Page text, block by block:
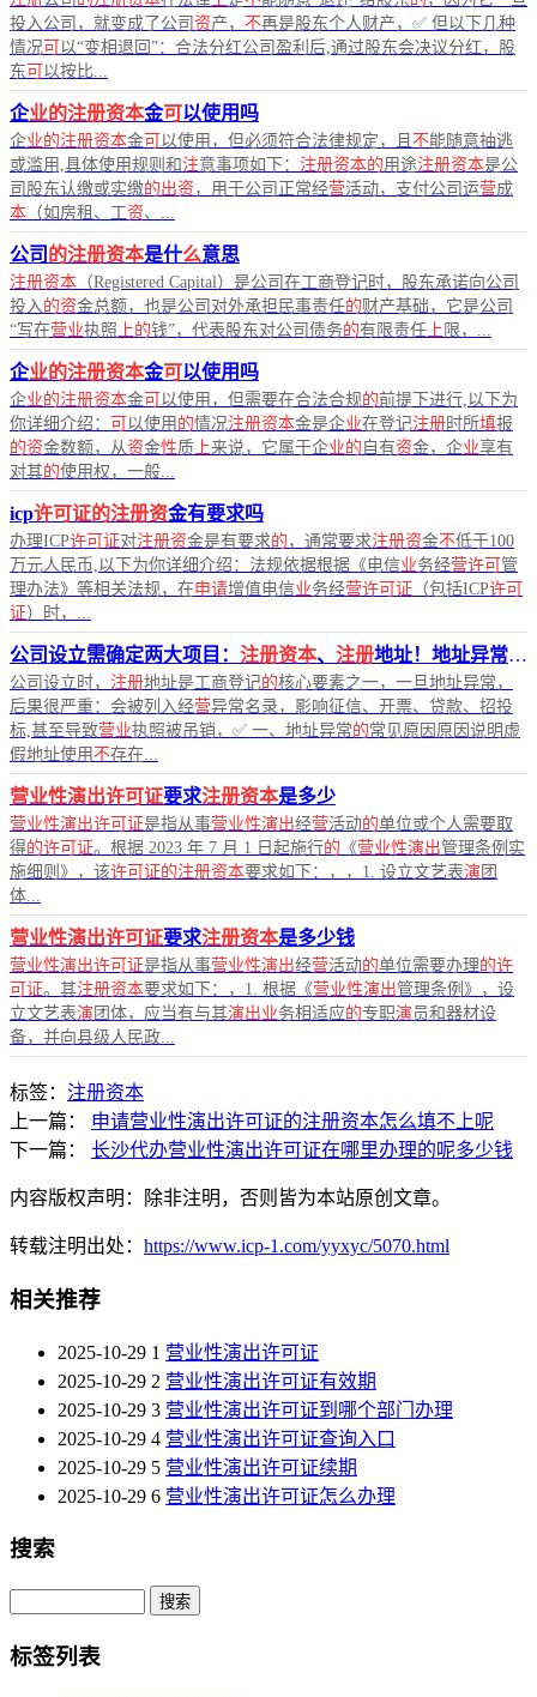
投入公司，就变成了公司 资产， 不再是股东个人财产，✅ 但以下几种
情况可 以“变相退回”：合法分红公司盈利后,通过股东会决议分红，股
东 可 以按比...
企业的注册资本金可以使用吗
企业的注册资本金可 以使用，但必须符合法律规定，且 不能随意抽逃
或滥用,具体使用规则和 注意事项如下： 注册资本的用途注册资本是公
司股东认缴或实缴的出资 ，用于公司正常经营活动，支付公司运营成
本 （如房租、工资、...
公司 的注册资本是什么意思
注册资本 （Registered Capital）是公司在工商登记时，股东承诺向公司
投入的资金总额，也是公司对外承担民事责任的财产基础，它是公司
“写在营业执照 上的钱”，代表股东对公司债务的有限责任 上 限，...
企业的注册资本金可以使用吗
企业的注册资本金可 以使用，但需要在合法合规的前提下进行,以下为
你详细介绍：
可 以使用 的情况注册资本金是企业在登记注册时所填报
的资金数额，从资金性质 上来说，它属于企业的 自有资金，企业享有
对其的使用权，一般...
icp许可证的注册资金有要求吗
办理ICP许可证对注册资金是有要求的 ，通常要求注册资金不低于100
万元人民币,以下为你详细介绍：法规依据根据《电信业务经营许可 管
理办法》等相关法规，在申请增值电信业务经营许可证 （包括ICP许可
证）时，...
公司设立需确定两大项目： 注册资本、 注册地址！地址异常怎
公司设立时， 注册地址是工商登记的核心要素之一，一旦地址异常，
后果很严重：会被列入经营异常名录，影响征信、开票、贷款、招投
标,甚至导致营业执照被吊销，✅ 一、地址异常的常见原因原因说明虚
假地址使用不存在...
营业性演出许可证要求注册资本是多少
营业性演出许可证是指从事营业性演出经营活动的单位或个人需要取
得的许可证。根据 2023 年 7 月 1 日起施行的 《营业性演出管理条例实
施细则》，该许可证的注册资本要求如下：，，1. 设立文艺表演 团
体...
营业性演出许可证要求注册资本是多少钱
营业性演出许可证是指从事营业性演出经营活动的单位需要办理的许
可证。其注册资本要求如下：，1. 根据《营业性演出管理条例》，设
立文艺表演 团体，应当有与其演出业务相适应的专职演 员和器材设
备，并向县级人民政...
标签： 注册资本
上一篇：
申请营业性演出许可证的注册资本怎么填不上呢
下一篇：
长沙代办营业性演出许可证在哪里办理的呢多少钱
内容版权声明：除非注明，否则皆为本站原创文章。
转载注明出处： https://www.icp-1.com/yyxyc/5070.html
相关推荐
2025-10-29 1 营业性演出许可证
2025-10-29 2 营业性演出许可证有效期
2025-10-29 3 营业性演出许可证到哪个部门办理
2025-10-29 4 营业性演出许可证查询入口
2025-10-29 5 营业性演出许可证续期
2025-10-29 6 营业性演出许可证怎么办理
搜索
Search
标签列表